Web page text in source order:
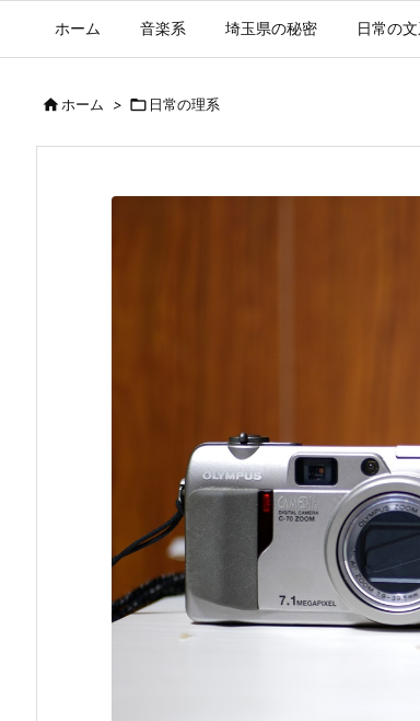
ホーム 音楽系 埼玉県の秘密 日常の
ホーム >  日常の理系